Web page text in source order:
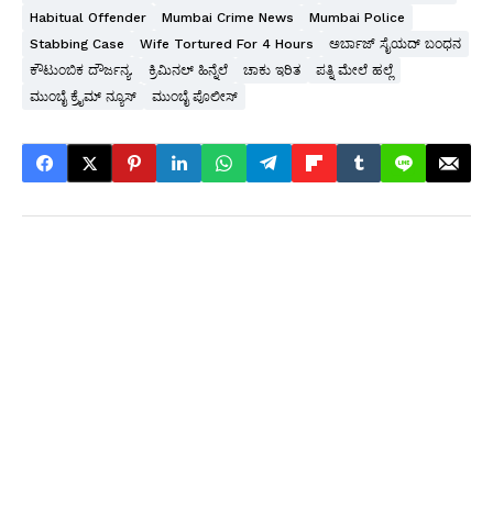
Habitual Offender
Mumbai Crime News
Mumbai Police
Stabbing Case
Wife Tortured For 4 Hours
ಅರ್ಬಾಜ್ ಸೈಯದ್ ಬಂಧನ
ಕೌಟುಂಬಿಕ ದೌರ್ಜನ್ಯ.
ಕ್ರಿಮಿನಲ್ ಹಿನ್ನೆಲೆ ಚಾಕು ಇರಿತ
ಪತ್ನಿ ಮೇಲೆ ಹಲ್ಲೆ
ಮುಂಬೈ ಕ್ರೈಮ್ ನ್ಯೂಸ್
ಮುಂಬೈ ಪೊಲೀಸ್